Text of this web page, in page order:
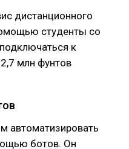
дистанционного
студенты со
к
млн фунтов
автоматизировать
ботов. Он